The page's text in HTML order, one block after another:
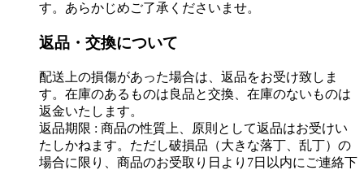
す。あらかじめご了承くださいませ。
返品・交換について
配送上の損傷があった場合は、返品をお受け致しま
す。在庫のあるものは良品と交換、在庫のないものは
返金いたします。
返品期限 : 商品の性質上、原則として返品はお受けい
たしかねます。ただし破損品（大きな落丁、乱丁）の
場合に限り、商品のお受取り日より7日以内にご連絡下